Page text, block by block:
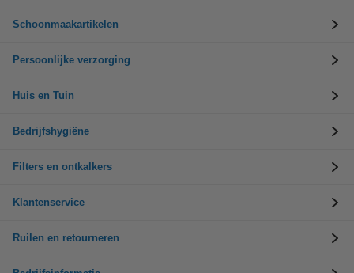
Schoonmaakartikelen
Persoonlijke verzorging
Huis en Tuin
Bedrijfshygiëne
Filters en ontkalkers
Klantenservice
Ruilen en retourneren